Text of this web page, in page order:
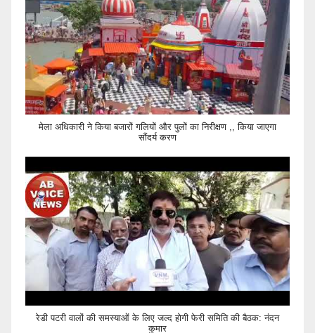
मेला अधिकारी ने किया बजारों गलियों और पुलों का निरीक्षण ,, किया जाएगा
सौंदर्य करण
रेडी पटरी वालों की समस्याओं के लिए जल्द होगी फेरी समिति की बैठक: नंदन
कुमार